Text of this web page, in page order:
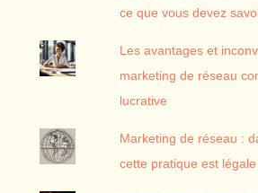
ce que vous devez
Les avantages et
marketing de réseau
lucrative
Marketing de réseau :
cette pratique est